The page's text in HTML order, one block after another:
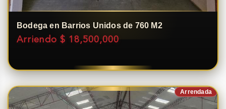
Bodega en Barrios Unidos de 760 M2
Arriendo $ 18,500,000
Arrendada